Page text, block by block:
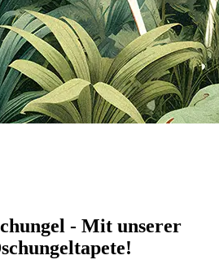
- Mit unserer